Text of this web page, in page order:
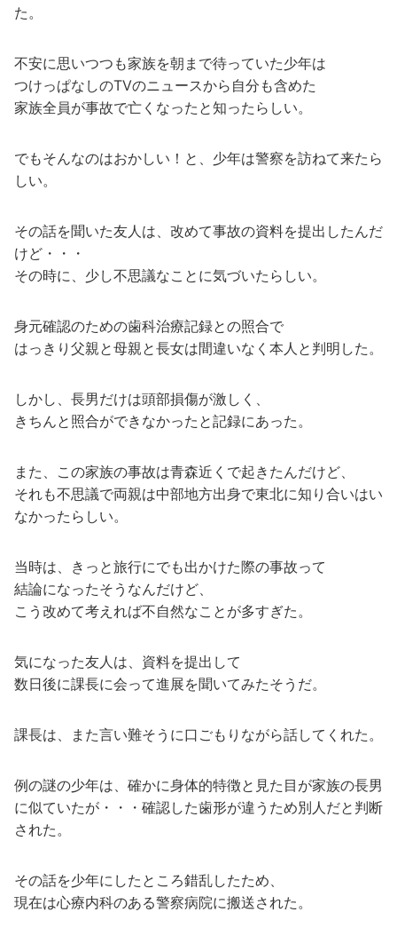
た。
不安に思いつつも家族を朝まで待っていた少年は
つけっぱなしのTVのニュースから自分も含めた
家族全員が事故で亡くなったと知ったらしい。
でもそんなのはおかしい！と、少年は警察を訪ねて来たら
しい。
その話を聞いた友人は、改めて事故の資料を提出したんだ
けど・・・
その時に、少し不思議なことに気づいたらしい。
身元確認のための歯科治療記録との照合で
はっきり父親と母親と長女は間違いなく本人と判明した。
しかし、長男だけは頭部損傷が激しく、
きちんと照合ができなかったと記録にあった。
また、この家族の事故は青森近くで起きたんだけど、
それも不思議で両親は中部地方出身で東北に知り合いはい
なかったらしい。
当時は、きっと旅行にでも出かけた際の事故って
結論になったそうなんだけど、
こう改めて考えれば不自然なことが多すぎた。
気になった友人は、資料を提出して
数日後に課長に会って進展を聞いてみたそうだ。
課長は、また言い難そうに口ごもりながら話してくれた。
例の謎の少年は、確かに身体的特徴と見た目が家族の長男
に似ていたが・・・確認した歯形が違うため別人だと判断
された。
その話を少年にしたところ錯乱したため、
現在は心療内科のある警察病院に搬送された。